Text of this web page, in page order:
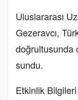
Uluslararası
Gezeravcı,
doğrultusunda
sundu.
Etkinlik Bilgileri